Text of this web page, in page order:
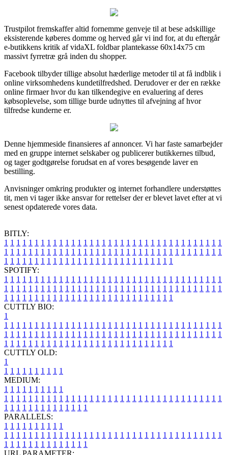
Trustpilot fremskaffer altid fornemme genveje til at bese adskillige
eksisterende køberes domme og herved går vi ind for, at du eftergår
e-butikkens kritik af vidaXL foldbar plantekasse 60x14x75 cm
massivt fyrretræ grå inden du shopper.
Facebook tilbyder tillige absolut hæderlige metoder til at få indblik i
online virksomhedens kundetilfredshed. Derudover er der en række
online firmaer hvor du kan tilkendegive en evaluering af deres
købsoplevelse, som tillige burde udnyttes til afvejning af hvor
tilfredse kunderne er.
Denne hjemmeside finansieres af annoncer. Vi har faste samarbejder
med en gruppe internet selskaber og publicerer butikkernes tilbud,
og tager godtgørelse forudsat en af vores besøgende laver en
bestilling.
Anvisninger omkring produkter og internet forhandlere understøttes
tit, men vi tager ikke ansvar for rettelser der er blevet lavet efter at vi
senest opdaterede vores data.
BITLY:
1 1 1 1 1 1 1 1 1 1 1 1 1 1 1 1 1 1 1 1 1 1 1 1 1 1 1 1 1 1 1 1 1 1 1 1
1 1 1 1 1 1 1 1 1 1 1 1 1 1 1 1 1 1 1 1 1 1 1 1 1 1 1 1 1 1 1 1 1 1 1 1
1 1 1 1 1 1 1 1 1 1 1 1 1 1 1 1 1 1 1 1 1 1 1 1 1 1 1 1
SPOTIFY:
1 1 1 1 1 1 1 1 1 1 1 1 1 1 1 1 1 1 1 1 1 1 1 1 1 1 1 1 1 1 1 1 1 1 1 1
1 1 1 1 1 1 1 1 1 1 1 1 1 1 1 1 1 1 1 1 1 1 1 1 1 1 1 1 1 1 1 1 1 1 1 1
1 1 1 1 1 1 1 1 1 1 1 1 1 1 1 1 1 1 1 1 1 1 1 1 1 1 1 1
CUTTLY BIO:
1
1 1 1 1 1 1 1 1 1 1 1 1 1 1 1 1 1 1 1 1 1 1 1 1 1 1 1 1 1 1 1 1 1 1 1 1
1 1 1 1 1 1 1 1 1 1 1 1 1 1 1 1 1 1 1 1 1 1 1 1 1 1 1 1 1 1 1 1 1 1 1 1
1 1 1 1 1 1 1 1 1 1 1 1 1 1 1 1 1 1 1 1 1 1 1 1 1 1 1 1
CUTTLY OLD:
1
1 1 1 1 1 1 1 1 1 1
MEDIUM:
1 1 1 1 1 1 1 1 1 1
1 1 1 1 1 1 1 1 1 1 1 1 1 1 1 1 1 1 1 1 1 1 1 1 1 1 1 1 1 1 1 1 1 1 1 1
1 1 1 1 1 1 1 1 1 1 1 1 1 1
PARALLELS:
1 1 1 1 1 1 1 1 1 1
1 1 1 1 1 1 1 1 1 1 1 1 1 1 1 1 1 1 1 1 1 1 1 1 1 1 1 1 1 1 1 1 1 1 1 1
1 1 1 1 1 1 1 1 1 1 1 1 1 1
URL PARAMETER: